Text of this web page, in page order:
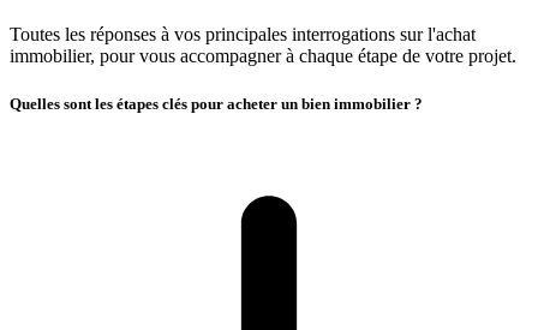
Toutes les réponses à vos principales interrogations sur l'achat
immobilier, pour vous accompagner à chaque étape de votre projet.
Quelles sont les étapes clés pour acheter un bien immobilier ?